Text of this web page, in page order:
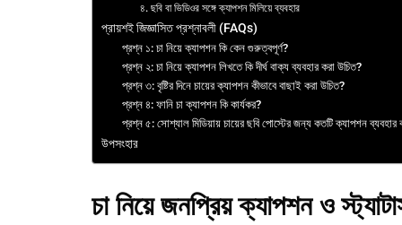
৪. ছবি বা ভিডিওর সঙ্গে ক্যাপশন মিলিয়ে ব্যবহার
প্রায়শই জিজ্ঞাসিত প্রশ্নাবলী (FAQs)
প্রশ্ন ১: চা নিয়ে ক্যাপশন কি কেন গুরুত্বপূর্ণ?
প্রশ্ন ২: চা নিয়ে ক্যাপশন লিখতে কি দীর্ঘ বাক্য ব্যবহার করা উচিত?
প্রশ্ন ৩: বৃষ্টির দিনে চায়ের ক্যাপশন কীভাবে বাছাই করা উচিত?
প্রশ্ন ৪: ফানি চা ক্যাপশন কি কার্যকর?
প্রশ্ন ৫: সোশ্যাল মিডিয়ায় চায়ের ছবি পোস্টের জন্য কতটি ক্যাপশন ব্যবহার
উপসংহার
চা নিয়ে জনপ্রিয় ক্যাপশন ও